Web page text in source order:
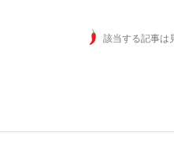
該当する記事は